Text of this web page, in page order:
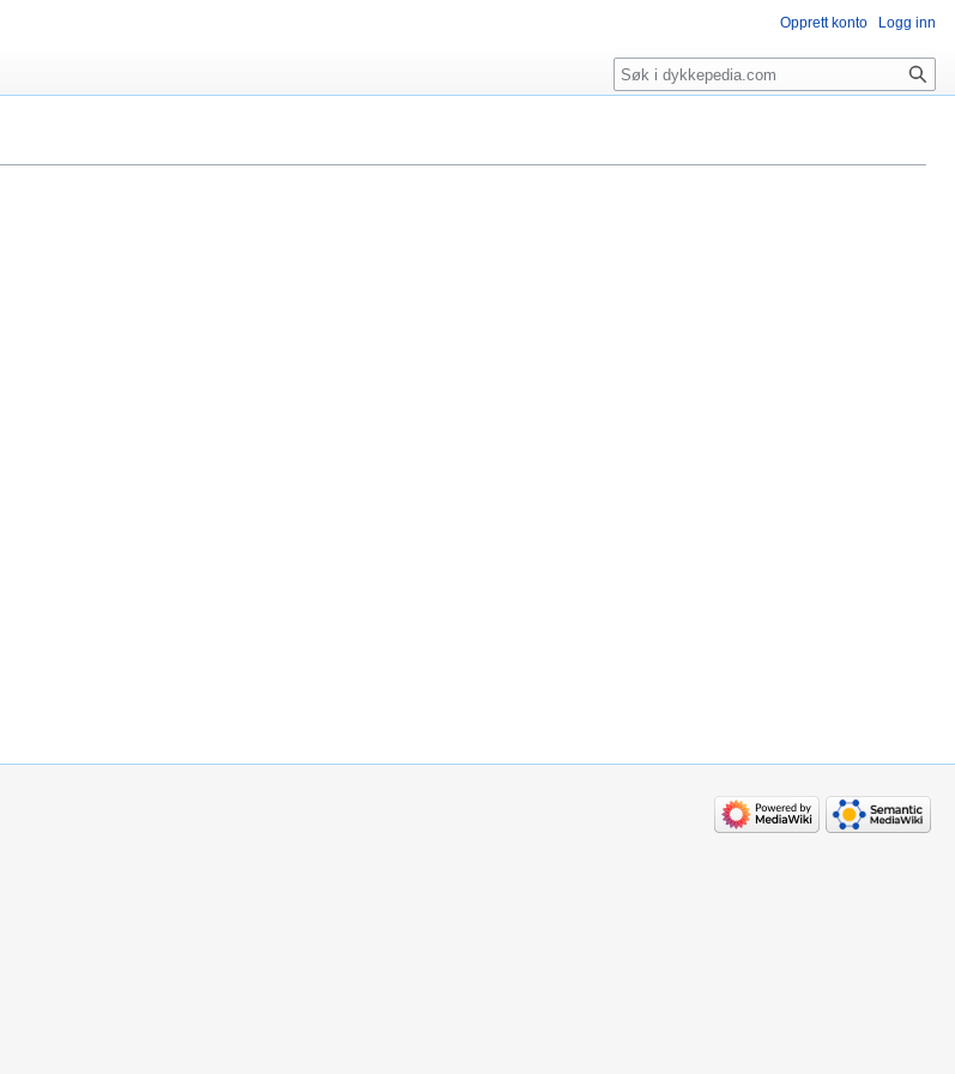
Opprett konto Logg inn
Søk